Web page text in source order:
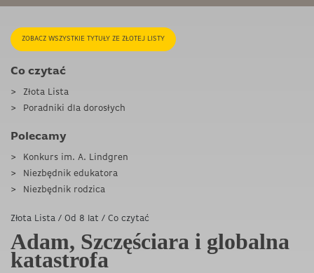
ZOBACZ WSZYSTKIE TYTUŁY ZE ZŁOTEJ LISTY
Co czytać
Złota Lista
Poradniki dla dorosłych
Polecamy
Konkurs im. A. Lindgren
Niezbędnik edukatora
Niezbędnik rodzica
Złota Lista / Od 8 lat / Co czytać
Adam, Szczęściara i globalna
katastrofa